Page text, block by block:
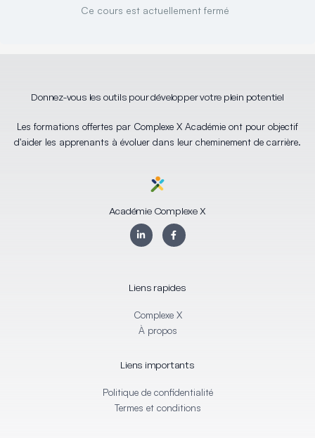
Ce cours est actuellement fermé
Donnez-vous les outils pour développer votre plein potentiel
Les formations offertes par Complexe X Académie ont pour objectif
d'aider les apprenants à évoluer dans leur cheminement de carrière.
Académie Complexe X
L
i
n
n
n
F
a
c
k
Liens rapides
Complexe X
À propos
Liens importants
Politique de confidentialité
Termes et conditions